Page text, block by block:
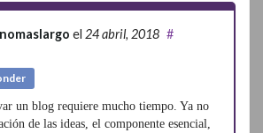
el 24 abril, 2018 #
un blog requiere mucho tiempo. Ya no
de las ideas, el componente esencial,